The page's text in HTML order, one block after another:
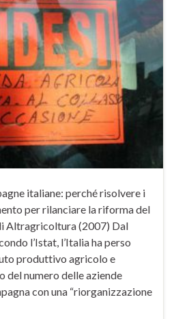
italiane: perché risolvere i
per rilanciare la riforma del
Altragricoltura (2007) Dal
l’Istat, l’Italia ha perso
produttivo agricolo e
del numero delle aziende
con una “riorganizzazione